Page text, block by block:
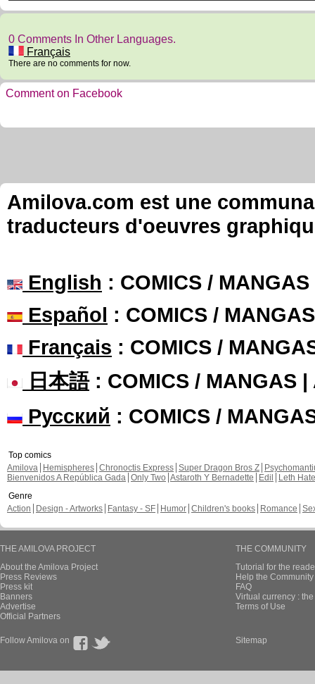
0 Comments In Other Languages.
Français
There are no comments for now.
Comment on Facebook
Amilova.com est une
traducteurs d'oeuvres
English : COMICS /
Español : COMICS /
Français : COMICS /
日本語: COMICS / MANGAS |
Русский : COMICS /
Top comics
Amilova
Hemispheres Chronoctis Express Super Dragon Bros Z
Bienvenidos A República Gada Only Two Astaroth Y Bernadette Edil
Leth Hate
Genre
Action
Design - Artworks Fantasy - SF Humor Children's books Romance
THE AMILOVA PROJECT
About the Amilova Project
Press Reviews
Press kit
Banners
Advertise
Official Partners
THE COMMUNITY
Tutorial for the
Help the
FAQ
Virtual currency :
Terms of Use
Follow Amilova on Sitemap